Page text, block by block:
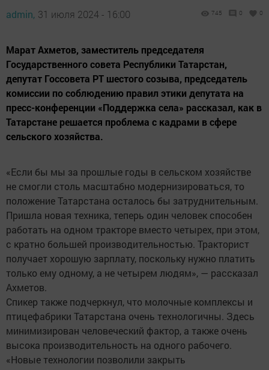
admin, 31 июля 2024 - 16:00 745 0 0
Марат Ахметов, заместитель председателя
Государственного совета Республики Татарстан,
депутат Госсовета РТ шестого созыва, председатель
комиссии по соблюдению правил этики депутата на
пресс-конференции «Поддержка села» рассказал, как в
Татарстане решается проблема с кадрами в сфере
сельского хозяйства.
«Если бы мы за прошлые годы в сельском хозяйстве
не смогли столь масштабно модернизироваться, то
положение Татарстана осталось бы затруднительным.
Пришла новая техника, теперь один человек способен
работать на одном тракторе вместо четырех, при этом,
с кратно большей производительностью. Тракторист
получает хорошую зарплату, поскольку нужно платить
только ему одному, а не четырем людям», — рассказал
Ахметов.
Спикер также подчеркнул, что молочные комплексы и
птицефабрики Татарстана очень технологичны. Здесь
минимизирован человеческий фактор, а также очень
высока производительность на одного рабочего.
«Новые технологии позволили закрыть